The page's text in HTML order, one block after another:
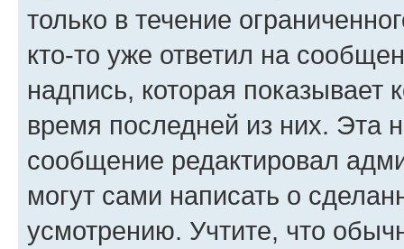
только в течение
кто-то уже ответил на
надпись, которая показывает
время последней из них. Эта
сообщение редактировал
могут сами написать о
усмотрению. Учтите, что